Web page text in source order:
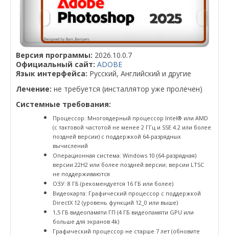
Версия программы: 2026.10.0.7
Официальный сайт: ADOBE
Язык интерфейса: Русский, Английский и другие
Лечение: не требуется (инсталлятор уже пролечен)
Системные требования:
Процессор: Многоядерный процессор Intel® или AMD
(с тактовой частотой не менее 2 ГГц и SSE 4.2 или более
поздней версии) с поддержкой 64-разрядных
вычислений
Операционная система: Windows 10 (64-разрядная)
версии 22H2 или более поздней версии; версии LTSC
не поддерживаются
ОЗУ: 8 ГБ (рекомендуется 16 ГБ или более)
Видеокарта: Графический процессор с поддержкой
DirectX 12 (уровень функций 12_0 или выше)
1,5 ГБ видеопамяти ГП (4 ГБ видеопамяти GPU или
больше для экранов 4k)
Графический процессор не старше 7 лет (обновите